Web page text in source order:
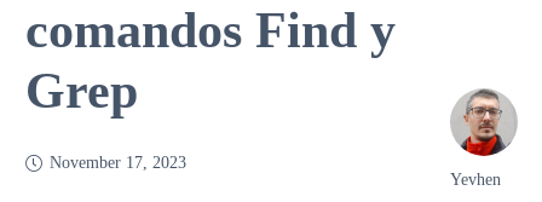
comandos Find y
Grep
November 17, 2023
Yevhen